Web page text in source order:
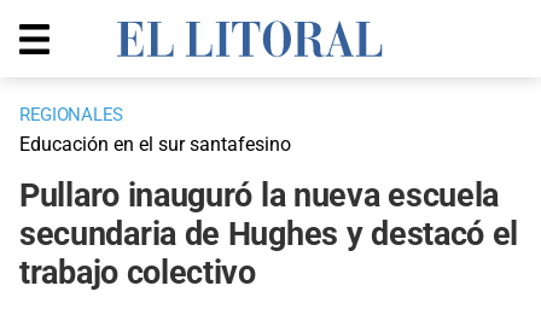
REGIONALES
Educación en el sur santafesino
Pullaro inauguró la nueva escuela
secundaria de Hughes y destacó el
trabajo colectivo